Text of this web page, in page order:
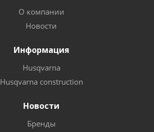
О компании
Новости
Информация
Husqvarna
Husqvarna construction
Новости
Бренды